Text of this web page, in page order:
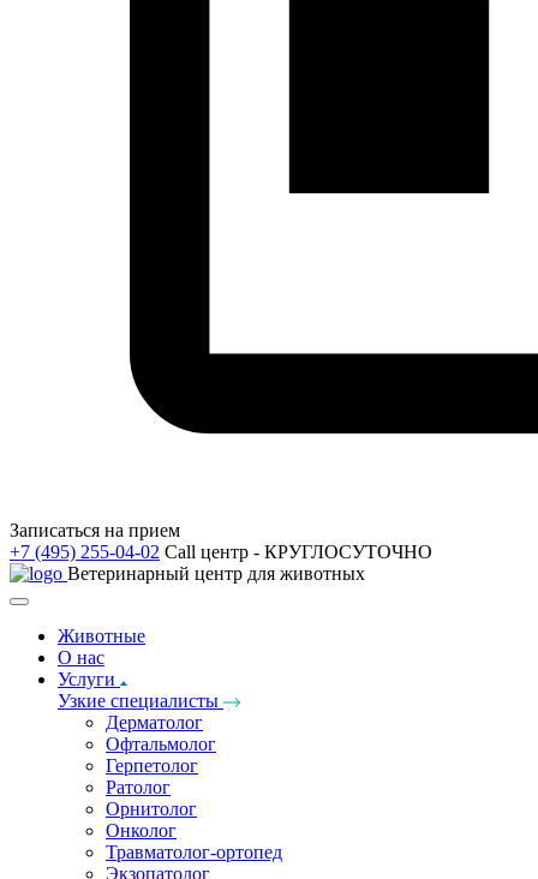
Записаться на прием
+7 (495) 255-04-02 Call центр - КРУГЛОСУТОЧНО
Ветеринарный центр для животных
Животные
О нас
Услуги
Узкие специалисты
Дерматолог
Офтальмолог
Герпетолог
Ратолог
Орнитолог
Онколог
Травматолог-ортопед
Экзопатолог